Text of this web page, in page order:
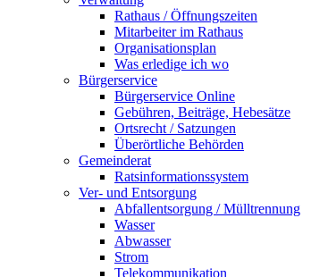
Rathaus / Öffnungszeiten
Mitarbeiter im Rathaus
Organisationsplan
Was erledige ich wo
Bürgerservice
Bürgerservice Online
Gebühren, Beiträge, Hebesätze
Ortsrecht / Satzungen
Überörtliche Behörden
Gemeinderat
Ratsinformationssystem
Ver- und Entsorgung
Abfallentsorgung / Mülltrennung
Wasser
Abwasser
Strom
Telekommunikation